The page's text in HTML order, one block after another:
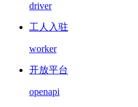
driver
工人入驻
worker
开放平台
openapi